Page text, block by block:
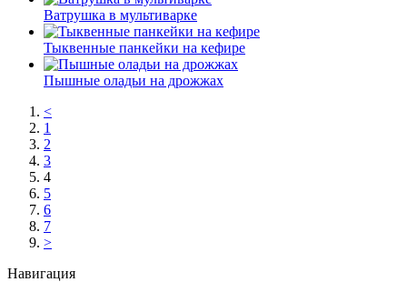
Ватрушка в мультиварке
Тыквенные панкейки на кефире
Пышные оладьи на дрожжах
<
1
2
3
4
5
6
7
>
Навигация